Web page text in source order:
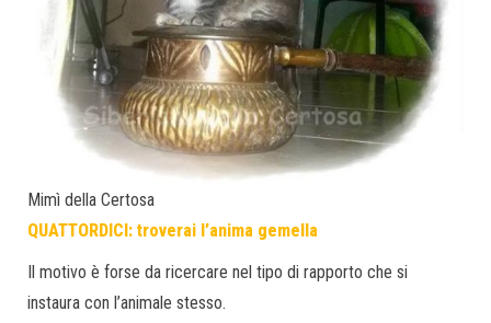
Mimì della Certosa
QUATTORDICI: troverai l’anima gemella
Il motivo è forse da ricercare nel tipo di rapporto che si
instaura con l’animale stesso.